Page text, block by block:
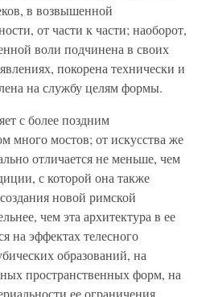
в возвышенной
от части к части; наоборот,
воли подчинена в своих
покорена технически и
на службу целям формы.
с более поздним
много мостов; от искусства же
отличается не меньше, чем
с которой она также
новой римской
чем эта архитектура в ее
на эффектах телесного
образований, на
пространственных форм, на
ее ограничения.